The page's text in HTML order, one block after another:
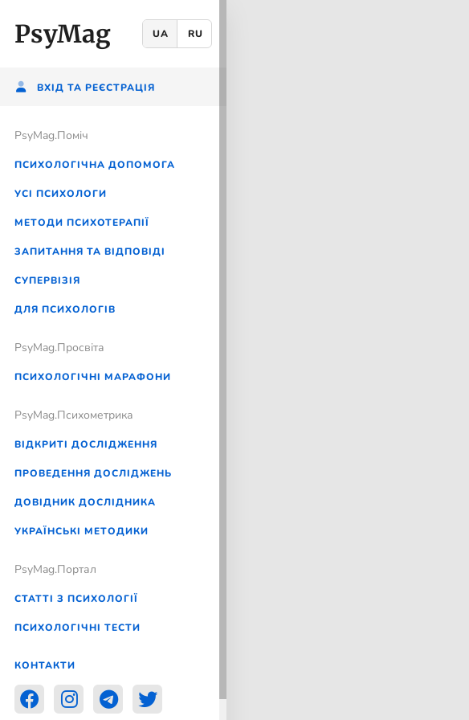
PsyMag UA RU
ВХІД ТА РЕЄСТРАЦІЯ
PsyMag.Помiч
ПСИХОЛОГІЧНА ДОПОМОГА
УСІ ПСИХОЛОГИ
МЕТОДИ ПСИХОТЕРАПІЇ
ЗАПИТАННЯ ТА ВІДПОВІДІ
CУПЕРВІЗІЯ
ДЛЯ ПСИХОЛОГІВ
PsyMag.Просвіта
ПСИХОЛОГІЧНІ МАРАФОНИ
PsyMag.Психометрика
ВІДКРИТІ ДОСЛІДЖЕННЯ
ПРОВЕДЕННЯ ДОСЛІДЖЕНЬ
ДОВІДНИК ДОСЛІДНИКА
УКРАЇНСЬКІ МЕТОДИКИ
PsyMag.Портал
СТАТТІ З ПСИХОЛОГІЇ
ПСИХОЛОГІЧНІ ТЕСТИ
КОНТАКТИ